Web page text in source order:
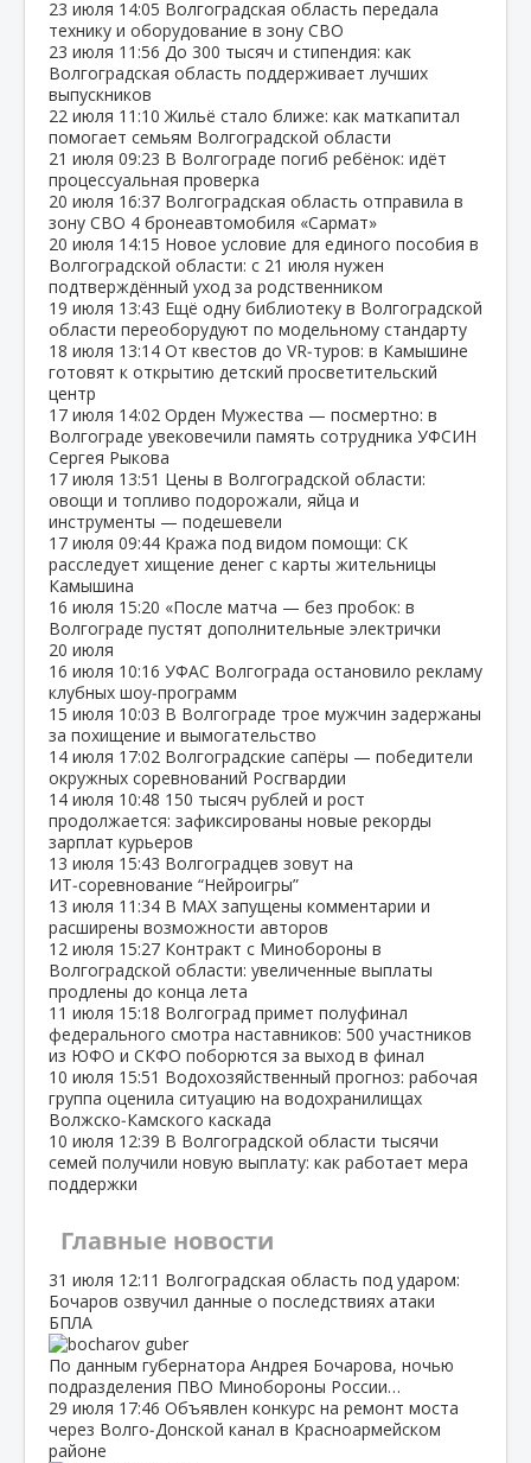
23 июля 14:05 Волгоградская область передала
технику и оборудование в зону СВО
23 июля 11:56 До 300 тысяч и стипендия: как
Волгоградская область поддерживает лучших
выпускников
22 июля 11:10 Жильё стало ближе: как маткапитал
помогает семьям Волгоградской области
21 июля 09:23 В Волгограде погиб ребёнок: идёт
процессуальная проверка
20 июля 16:37 Волгоградская область отправила в
зону СВО 4 бронеавтомобиля «Сармат»
20 июля 14:15 Новое условие для единого пособия в
Волгоградской области: с 21 июля нужен
подтверждённый уход за родственником
19 июля 13:43 Ещё одну библиотеку в Волгоградской
области переоборудуют по модельному стандарту
18 июля 13:14 От квестов до VR‑туров: в Камышине
готовят к открытию детский просветительский
центр
17 июля 14:02 Орден Мужества — посмертно: в
Волгограде увековечили память сотрудника УФСИН
Сергея Рыкова
17 июля 13:51 Цены в Волгоградской области:
овощи и топливо подорожали, яйца и
инструменты — подешевели
17 июля 09:44 Кража под видом помощи: СК
расследует хищение денег с карты жительницы
Камышина
16 июля 15:20 «После матча — без пробок: в
Волгограде пустят дополнительные электрички
20 июля
16 июля 10:16 УФАС Волгограда остановило рекламу
клубных шоу‑программ
15 июля 10:03 В Волгограде трое мужчин задержаны
за похищение и вымогательство
14 июля 17:02 Волгоградские сапёры — победители
окружных соревнований Росгвардии
14 июля 10:48 150 тысяч рублей и рост
продолжается: зафиксированы новые рекорды
зарплат курьеров
13 июля 15:43 Волгоградцев зовут на
ИТ‑соревнование “Нейроигры”
13 июля 11:34 В МАХ запущены комментарии и
расширены возможности авторов
12 июля 15:27 Контракт с Минобороны в
Волгоградской области: увеличенные выплаты
продлены до конца лета
11 июля 15:18 Волгоград примет полуфинал
федерального смотра наставников: 500 участников
из ЮФО и СКФО поборются за выход в финал
10 июля 15:51 Водохозяйственный прогноз: рабочая
группа оценила ситуацию на водохранилищах
Волжско‑Камского каскада
10 июля 12:39 В Волгоградской области тысячи
семей получили новую выплату: как работает мера
поддержки
Главные новости
31 июля 12:11 Волгоградская область под ударом:
Бочаров озвучил данные о последствиях атаки
БПЛА
По данным губернатора Андрея Бочарова, ночью
подразделения ПВО Минобороны России…
29 июля 17:46 Объявлен конкурс на ремонт моста
через Волго‑Донской канал в Красноармейском
районе